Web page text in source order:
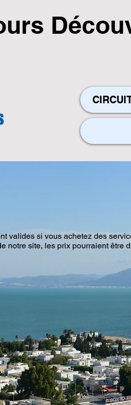
valides si vous achetez des
notre site, les prix pourraient être